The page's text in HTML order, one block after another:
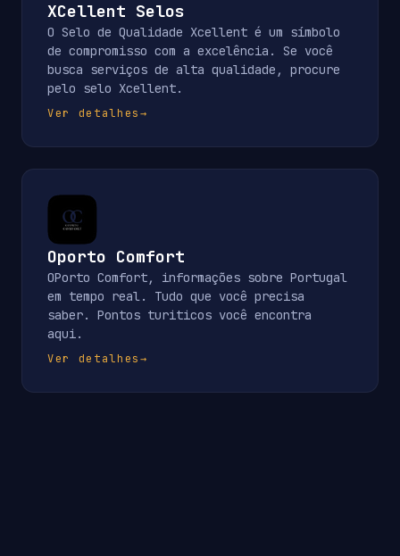
XCellent Selos
O Selo de Qualidade Xcellent é um símbolo
de compromisso com a excelência. Se você
busca serviços de alta qualidade, procure
pelo selo Xcellent.
Ver detalhes→
Oporto Comfort
OPorto Comfort, informações sobre Portugal
em tempo real. Tudo que você precisa
saber. Pontos turiticos você encontra
aqui.
Ver detalhes→